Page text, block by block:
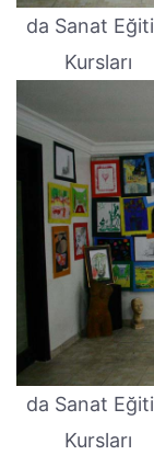
da Sanat
Kursları
da Sanat
Kursları